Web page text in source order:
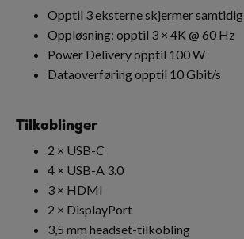
Opptil 3 eksterne skjermer samtidig
Oppløsning: opptil 3 × 4K @ 60 Hz
Power Delivery opptil 100 W
Dataoverføring opptil 10 Gbit/s
Tilkoblinger
2 × USB-C
4 × USB-A 3.0
3 × HDMI
2 × DisplayPort
3,5 mm headset-tilkobling